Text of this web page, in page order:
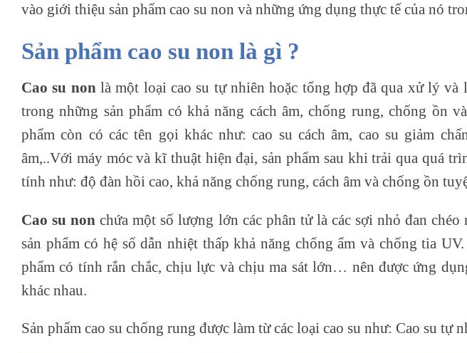
vào giới thiệu sản phẩm cao su non và những ứng dụng thực tế của nó
Sản phẩm cao su non là gì ?
Cao su non là một loại cao su tự nhiên hoặc tổng hợp đã qua xử lý và
trong những sản phẩm có khả năng cách âm, chống rung, chống ồn
phẩm còn có các tên gọi khác như: cao su cách âm, cao su giảm
âm,..Với máy móc và kĩ thuật hiện đại, sản phẩm sau khi trải qua quá
tính như: độ đàn hồi cao, khả năng chống rung, cách âm và chống ồn
Cao su non chứa một số lượng lớn các phân tử là các sợi nhỏ đan
sản phẩm có hệ số dẫn nhiệt thấp khả năng chống ẩm và chống tia UV.
phẩm có tính rắn chắc, chịu lực và chịu ma sát lớn… nên được ứng
khác nhau.
Sản phẩm cao su chống rung được làm từ các loại cao su như: Cao su tự